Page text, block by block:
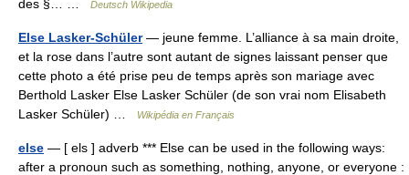
des §… …
Deutsch Wikipedia
Else Lasker-Schüler— jeune femme. L’alliance à sa main droite,
et la rose dans l’autre sont autant de signes laissant penser que
cette photo a été prise peu de temps après son mariage avec
Berthold Lasker Else Lasker Schüler (de son vrai nom Elisabeth
Lasker Schüler) …
Wikipédia en Français
else — [ els ] adverb *** Else can be used in the following ways:
after a pronoun such as something, nothing, anyone, or everyone :